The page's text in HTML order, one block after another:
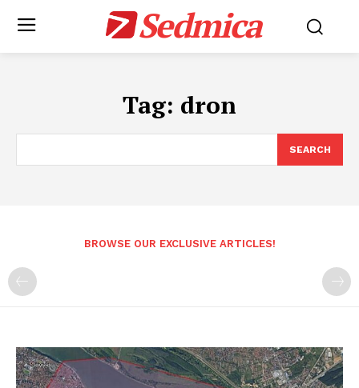
Sedmica
Tag: dron
SEARCH
BROWSE OUR EXCLUSIVE ARTICLES!